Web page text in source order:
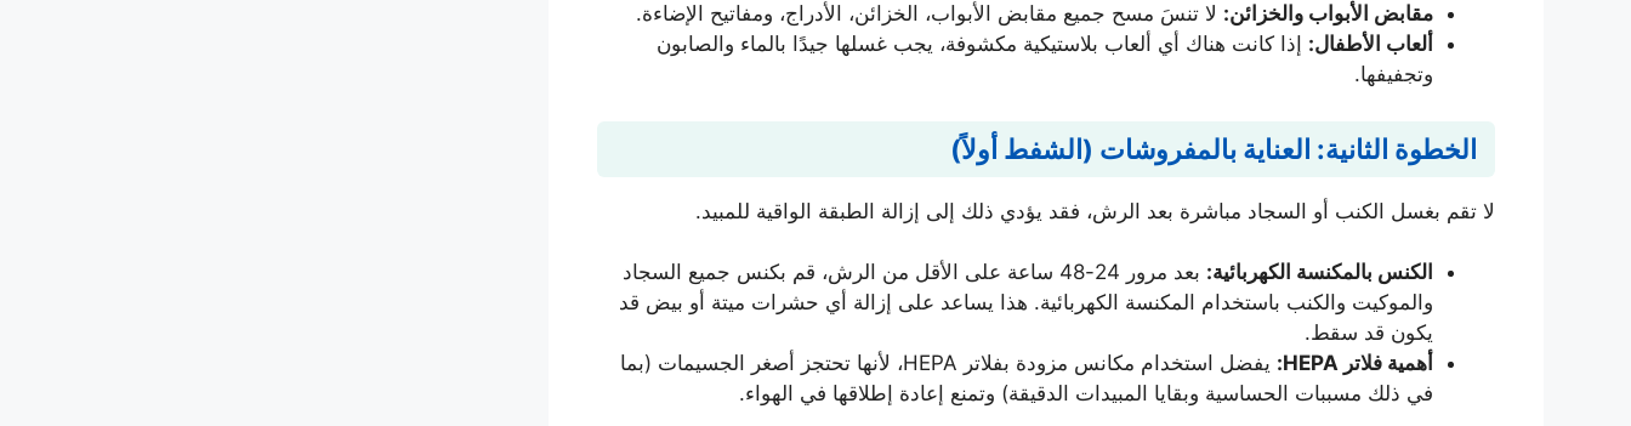
مقابض الأبواب والخزائن: لا تنسَ مسح جميع مقابض الأبواب، الخزائن، الأدراج، ومفاتيح الإضاءة.
ألعاب الأطفال: إذا كانت هناك أي ألعاب بلاستيكية مكشوفة، يجب غسلها جيدًا بالماء والصابون
وتجفيفها.
الخطوة الثانية: العناية بالمفروشات (الشفط أولاً)
لا تقم بغسل الكنب أو السجاد مباشرة بعد الرش، فقد يؤدي ذلك إلى إزالة الطبقة الواقية للمبيد.
الكنس بالمكنسة الكهربائية:
بعد مرور 24-48 ساعة على الأقل من الرش، قم بكنس جميع السجاد
والموكيت والكنب باستخدام المكنسة الكهربائية. هذا يساعد على إزالة أي حشرات ميتة أو بيض قد
يكون قد سقط.
أهمية فلاتر HEPA:
يفضل استخدام مكانس مزودة بفلاتر HEPA، لأنها تحتجز أصغر الجسيمات (بما
في ذلك مسببات الحساسية وبقايا المبيدات الدقيقة) وتمنع إعادة إطلاقها في الهواء.